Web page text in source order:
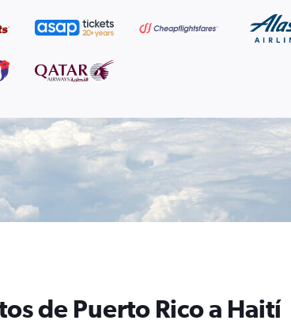
de Puerto Rico a Haití